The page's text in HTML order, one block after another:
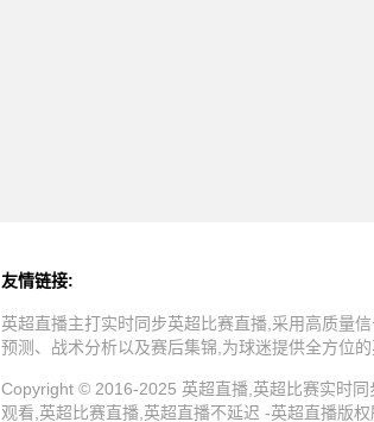
友情链接:
英超直播主打实时同步英超比赛直播,采用高质量
预测、战术分析以及赛后集锦,为球迷提供全方位
Copyright © 2016-2025 英超直播,英超比赛实时
观看,英超比赛直播,英超直播不延迟 -英超直播版权